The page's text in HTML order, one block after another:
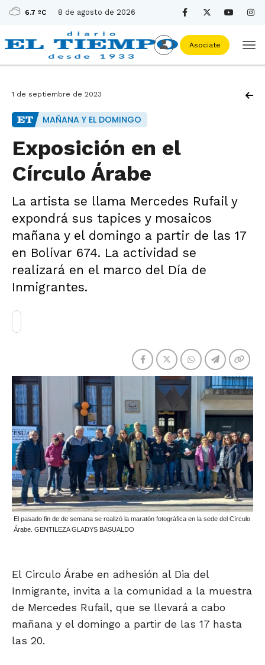
6.7 ºC 8 de agosto de 2026
Asociate
1 de septiembre de 2023
MAÑANA Y EL DOMINGO
Exposición en el
Círculo Árabe
La artista se llama Mercedes Rufail y
expondrá sus tapices y mosaicos
mañana y el domingo a partir de las 17
en Bolívar 674. La actividad se
realizará en el marco del Día de
Inmigrantes.
El pasado fin de de semana se realizó la maratón fotográfica en la sede del Círculo
Árabe. GENTILEZA GLADYS BASUALDO
El Circulo Árabe en adhesión al Dia del
Inmigrante, invita a la comunidad a la muestra
de Mercedes Rufail, que se llevará a cabo
mañana y el domingo a partir de las 17 hasta
las 20.